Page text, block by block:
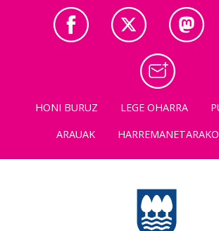
HONI BURUZ LEGE OHARRA
ARAUAK
HARREMANETARAKO